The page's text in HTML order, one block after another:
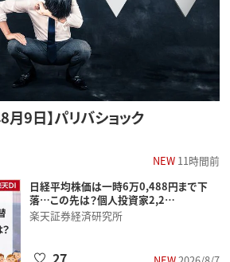
月9日】パリバショック
NEW11時間前
日経平均株価は一時6万0,488円まで下
落…この先は？個人投資家2,2…
楽天証券経済研究所